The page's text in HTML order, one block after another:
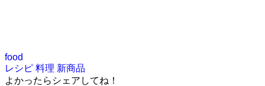
food
レシピ 料理 新商品
よかったらシェアしてね！